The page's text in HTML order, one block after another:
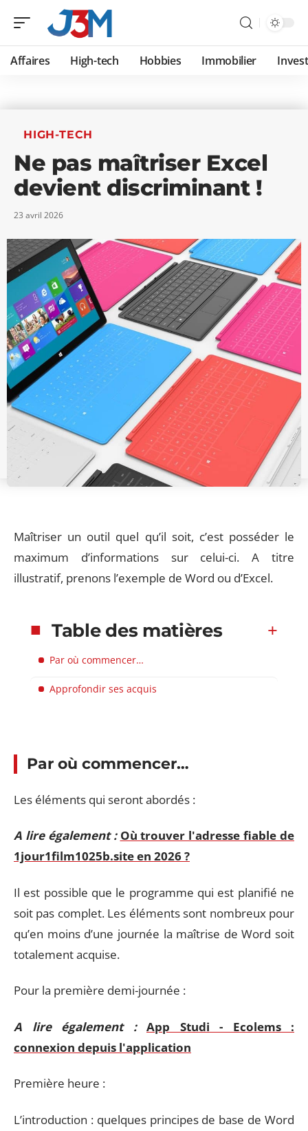
Affaires High-tech Hobbies Immobilier
HIGH-TECH
Ne pas maîtriser Excel
devient discriminant !
23 avril 2026
Maîtriser un outil quel qu’il soit, c’est posséder le
maximum d’informations sur celui-ci. A titre
illustratif, prenons l’exemple de Word ou d’Excel.
Table des matières
Par où commencer…
Approfondir ses acquis
Par où commencer…
Les éléments qui seront abordés :
A lire également : Où trouver l'adresse fiable de
1jour1film1025b.site en 2026 ?
Il est possible que le programme qui est planifié ne
soit pas complet. Les éléments sont nombreux pour
qu’en moins d’une journée la maîtrise de Word soit
totalement acquise.
Pour la première demi-journée :
A lire également :
App Studi - Ecolems :
connexion depuis l'application
Première heure :
L’introduction : quelques principes de base de Word